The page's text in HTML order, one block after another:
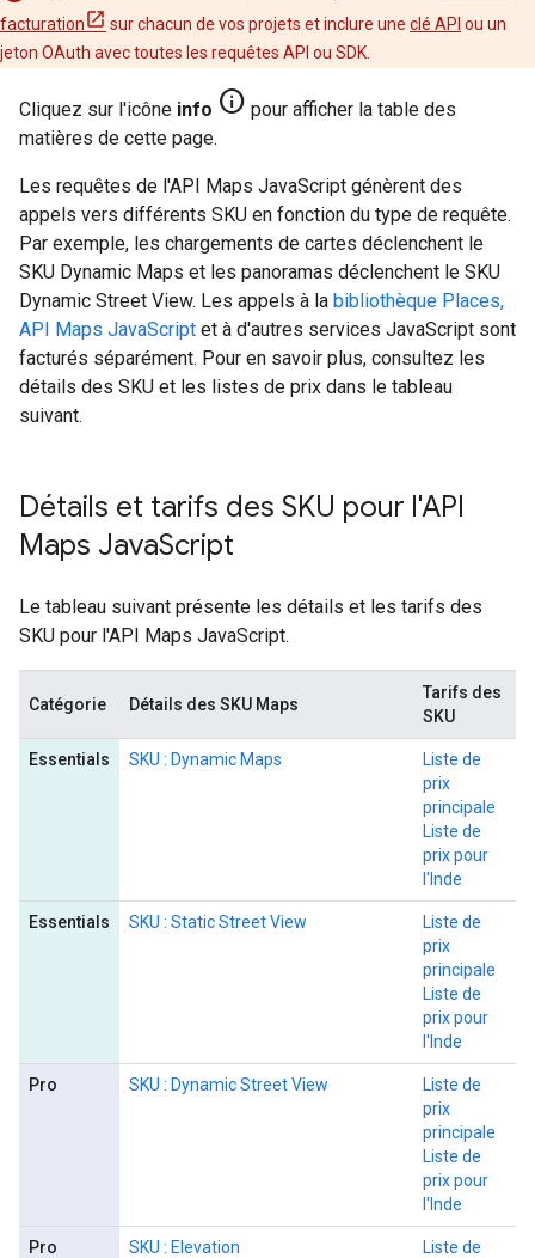
facturation
sur chacun de vos projets et inclure une clé API ou un
jeton OAuth avec toutes les requêtes API ou SDK.
Cliquez sur l'icône info info pour afficher la table des
matières de cette page.
Les requêtes de l'API Maps JavaScript génèrent des
appels vers différents SKU en fonction du type de requête.
Par exemple, les chargements de cartes déclenchent le
SKU Dynamic Maps et les panoramas déclenchent le SKU
Dynamic Street View. Les appels à la bibliothèque Places,
API Maps JavaScript et à d'autres services JavaScript sont
facturés séparément. Pour en savoir plus, consultez les
détails des SKU et les listes de prix dans le tableau
suivant.
Détails et tarifs des SKU pour l'API
Maps JavaScript
Le tableau suivant présente les détails et les tarifs des
SKU pour l'API Maps JavaScript.
Catégorie Détails des SKU Maps
Tarifs des
SKU
Essentials SKU : Dynamic Maps
Liste de
prix
principale
Liste de
prix pour
l'Inde
Essentials SKU : Static Street View
Liste de
prix
principale
Liste de
prix pour
l'Inde
Pro SKU : Dynamic Street View
Liste de
prix
principale
Liste de
prix pour
l'Inde
Pro SKU : Elevation
Liste de